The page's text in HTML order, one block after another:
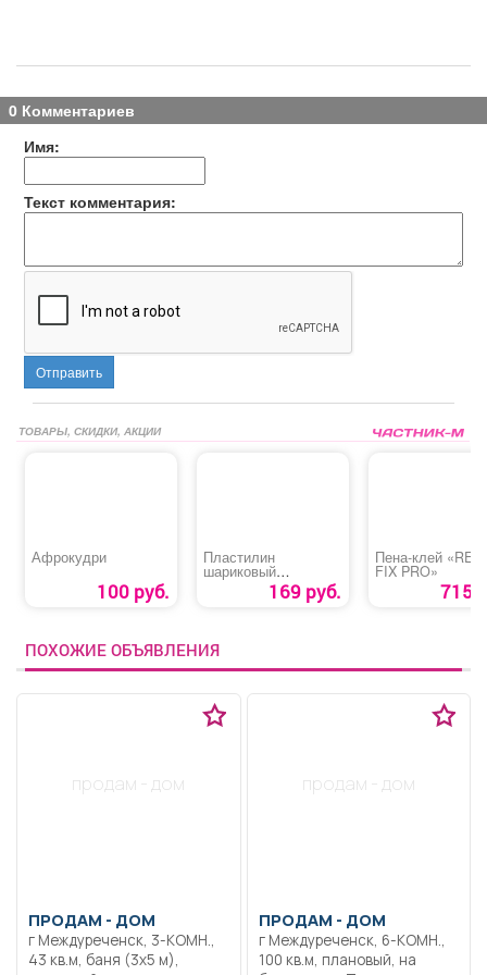
0 Комментариев
Имя:
Текст комментария:
Отправить
ТОВАРЫ, СКИДКИ, АКЦИИ
Афрокудри
100 руб.
Пластилин
шариковый
суперлегкий
«Homecenter»169 руб.
Пена-клей
FIX PRO»
715
ПОХОЖИЕ ОБЪЯВЛЕНИЯ
продам - дом
ПРОДАМ - ДОМ
г Междуреченск, 3-КОМН.,
43 кв.м, баня (3х5 м),
продам - дом
ПРОДАМ - ДОМ
г Междуреченск, 6-КОМН.,
100 кв.м, плановый, на